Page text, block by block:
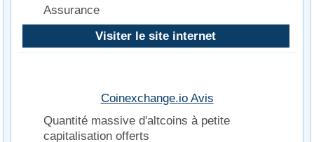
Assurance
Visiter le site internet
Coinexchange.io Avis
Quantité massive d'altcoins à petite
capitalisation offerts